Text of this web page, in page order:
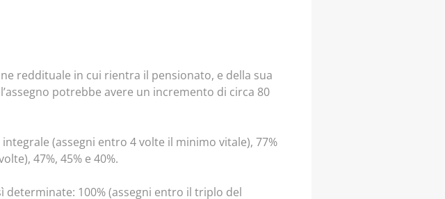
reddituale in cui rientra il pensionato, e della sua
potrebbe avere un incremento di circa 80
(assegni entro 4 volte il minimo vitale), 77%
47%, 45% e 40%.
determinate: 100% (assegni entro il triplo del